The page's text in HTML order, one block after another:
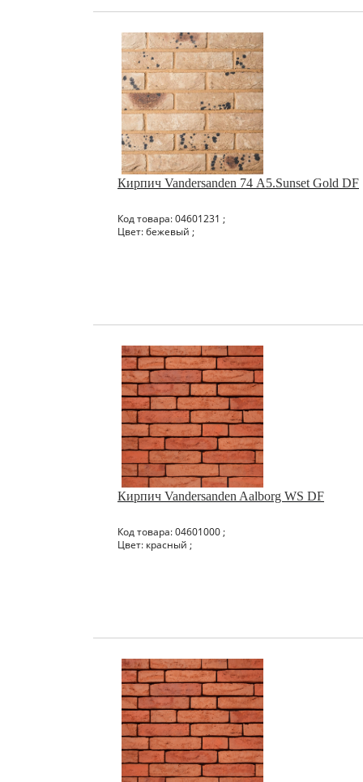
Кирпич Vandersanden 74 А5.Sunset Gold DF
Код товара: 04601231 ;
Цвет: бежевый ;
Кирпич Vandersanden Aalborg WS DF
Код товара: 04601000 ;
Цвет: красный ;